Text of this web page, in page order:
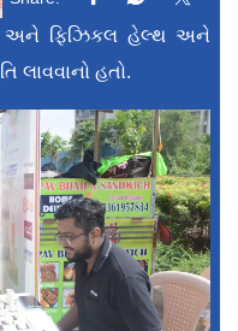
અને ફિઝિકલ હેલ્થ અને
લાવવાનો હતો.